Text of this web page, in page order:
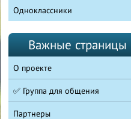
Одноклассники
Важные страницы
О проекте
✅ Группа для общения
Партнеры